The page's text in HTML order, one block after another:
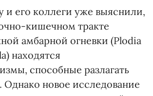
и его коллеги уже выяснили,
кишечном тракте
амбарной огневки (Plodia
находятся
способные разлагать
Однако новое исследование